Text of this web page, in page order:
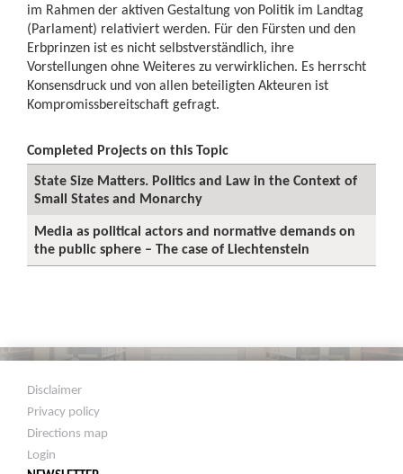
im Rahmen der aktiven Gestaltung von Politik im Landtag
(Parlament) relativiert werden. Für den Fürsten und den
Erbprinzen ist es nicht selbstverständlich, ihre
Vorstellungen ohne Weiteres zu verwirklichen. Es herrscht
Konsensdruck und von allen beteiligten Akteuren ist
Kompromissbereitschaft gefragt.
Completed Projects on this Topic
State Size Matters. Politics and Law in the Context of
Small States and Monarchy
Media as political actors and normative demands on
the public sphere – The case of Liechtenstein
Disclaimer
Privacy policy
Directions map
Login